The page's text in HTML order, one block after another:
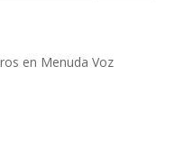
en Menuda Voz